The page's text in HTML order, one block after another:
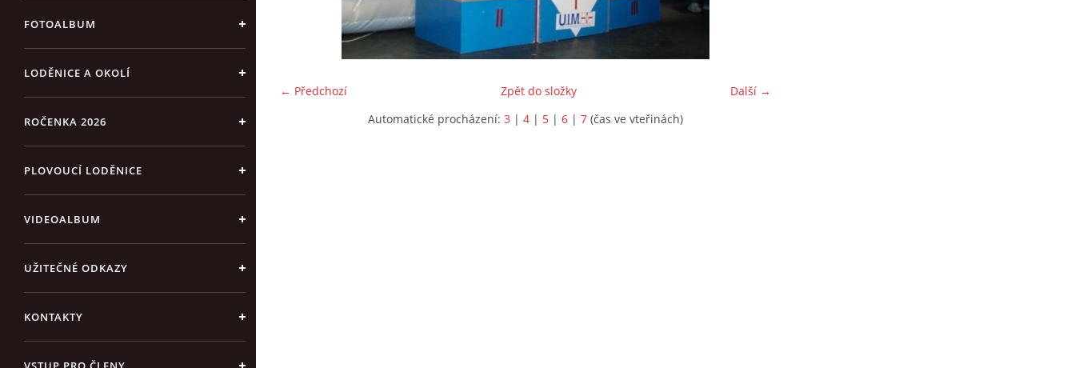
FOTOALBUM
LODĚNICE A OKOLÍ
ROČENKA 2026
PLOVOUCÍ LODĚNICE
VIDEOALBUM
UŽITEČNÉ ODKAZY
KONTAKTY
← Předchozí Další →
Zpět do složky
Automatické procházení: 3 | 4 | 5 | 6 | 7 (čas ve vteřinách)